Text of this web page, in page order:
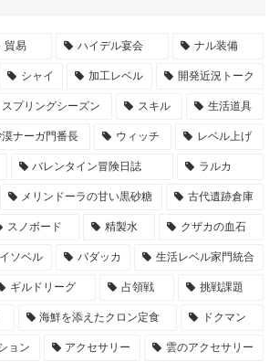
貿易 ハイデル宴会 ナル装備
シャイ 加工レベル 開発近況トーク
スプリングシーズン スキル 生活道具
ナーガ門番長 ウィッチ レベル上げ
バレンタイン冒険日誌 ラルカ
メリンドーラの甘い黒砂糖 古代遺跡倉庫
スノボード 精製水 クザカの血石
イソベル バダッカ 生活レベル家門統合
ギルドリーグ 占領戦 挑戦課題
海鮮を添えたクロン定食 ドクマン
ョン アクセサリー 雲のアクセサリー